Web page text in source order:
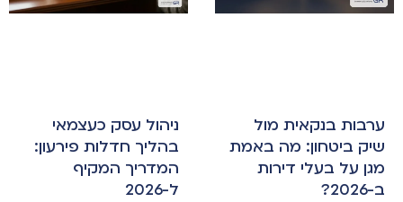
ערבות בנקאית מול
שיק ביטחון: מה באמת
מגן על בעלי דירות
ב-2026?
ניהול עסק כעצמאי
בהליך חדלות פירעון:
המדריך המקיף
ל-2026